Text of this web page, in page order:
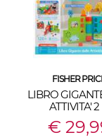
FISHER
LIBRO
ATTIVITA' 2
€